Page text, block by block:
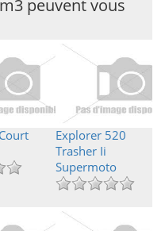
peuvent vous
Explorer 520
Trasher Ii
Supermoto